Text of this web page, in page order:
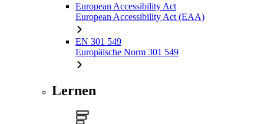
European Accessibility Act
European Accessibility Act (EAA)
EN 301 549
Europäische Norm 301 549
Lernen